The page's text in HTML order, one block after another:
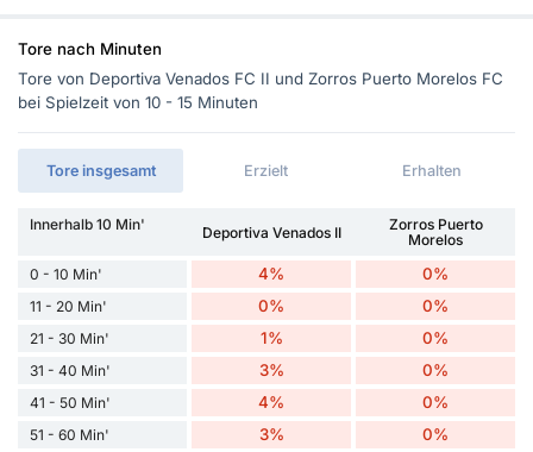
Tore nach Minuten
Tore von Deportiva Venados FC II und Zorros Puerto Morelos FC
bei Spielzeit von 10 - 15 Minuten
Tore insgesamt Erzielt Erhalten
Innerhalb 10 Min' Deportiva Venados II
Zorros Puerto
Morelos
0 - 10 Min'
4% 0%
11 - 20 Min' 0% 0%
21 - 30 Min' 1% 0%
31 - 40 Min' 3% 0%
41 - 50 Min' 4% 0%
51 - 60 Min' 3% 0%